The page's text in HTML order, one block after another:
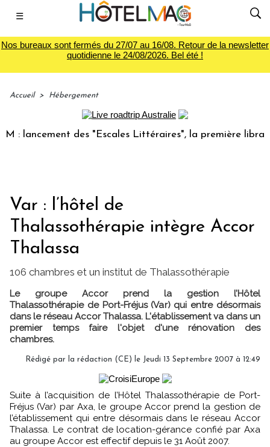
☰
Nos bureaux sont fermés du 27/07 au 16/08. Retour de la newsletter
quotidienne le 24/08/2026. Bel été !
Accueil > Hébergement
lancement des "Escales Littéraires", la première librairie
Var : l’hôtel de
Thalassothérapie intègre Accor
Thalassa
106 chambres et un institut de Thalassothérapie
Le groupe Accor prend la gestion l’Hôtel
Thalassothérapie de Port-Fréjus (Var) qui entre désormais
dans le réseau Accor Thalassa. L'établissement va dans un
premier temps faire l'objet d'une rénovation des
chambres.
Rédigé par la rédaction (CE) le Jeudi 13 Septembre 2007 à 12:49
Suite à l’acquisition de l’Hôtel Thalassothérapie de Port-
Fréjus (Var) par Axa, le groupe Accor prend la gestion de
l’établissement qui entre désormais dans le réseau Accor
Thalassa. Le contrat de location-gérance confié par Axa
au groupe Accor est effectif depuis le 31 Août 2007.